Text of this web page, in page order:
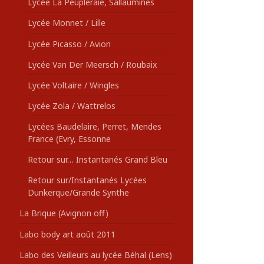
Lycée Monnet / Lille
Lycée Picasso / Avion
Lycée Van Der Meersch / Roubaix
Lycée Voltaire / Wingles
Lycée Zola / Wattrelos
Lycées Baudelaire, Perret, Mendes
France (Evry, Essonne
Retour sur… Instantanés Grand Bleu
Retour sur/Instantanés Lycées
Dunkerque/Grande Synthe
La Brique (Avignon off)
Labo body art août 2011
Labo des Veilleurs au lycée Béhal (Lens)